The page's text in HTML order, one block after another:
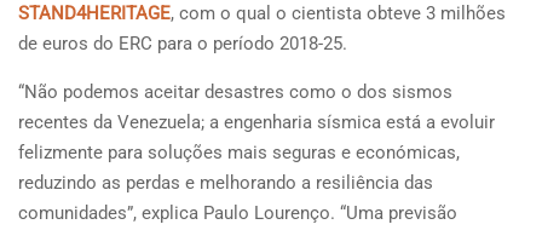
STAND4HERITAGE, com o qual o cientista obteve 3 milhões
de euros do ERC para o período 2018-25.
“Não podemos aceitar desastres como o dos sismos
recentes da Venezuela; a engenharia sísmica está a evoluir
felizmente para soluções mais seguras e económicas,
reduzindo as perdas e melhorando a resiliência das
comunidades”, explica Paulo Lourenço. “Uma previsão